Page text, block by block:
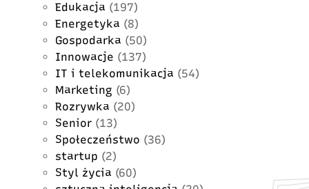
Edukacja (197)
Energetyka (8)
Gospodarka (50)
Innowacje (137)
IT i telekomunikacja (54)
Marketing (6)
Rozrywka (20)
Senior (13)
Społeczeństwo (36)
startup (2)
Styl życia (60)